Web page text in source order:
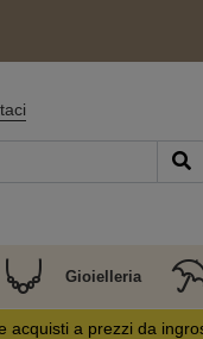
Gioielleria
acquisti a prezzi da